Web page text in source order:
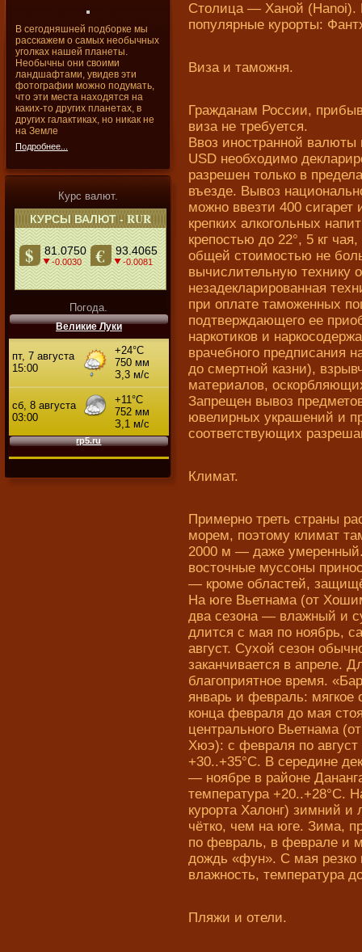
Столица — Ханой
популярные курорты:
Виза и таможня.
Гражданам России,
виза не требуется.
Ввоз иностранной
USD необходимо
разрешен только в
въезде. Вывоз
можно ввезти 400 сигарет
крепких алкогольных
крепостью до 22°, 5 кг
общей стоимостью не
вычислительную технику
незадекларированная
при оплате таможенных
подтверждающего ее
наркотиков и
врачебного предписания
до смертной казни),
материалов,
Запрещен вывоз
ювелирных украшений и
соответствующих
Климат.
Примерно треть страны
морем, поэтому климат
2000 м — даже
восточные муссоны
— кроме областей,
На юге Вьетнама (от
два сезона — влажный и
длится с мая по ноябрь,
август. Сухой сезон
заканчивается в апреле.
благоприятное время.
январь и февраль:
конца февраля до мая
центрального Вьетнама
Хюэ): с февраля по
+30..+35°C. В середине
— ноябре в районе
температура +20..+28°C.
курорта Халонг) зимний и
чётко, чем на юге. Зима,
по февраль, в феврале и
дождь «фун». С мая резко
влажность, температура
Пляжи и отели.
В сегодняшней подборке мы
расскажем о самых необычных
уголках нашей планеты.
Необычны они своими
ландшафтами, увидев эти
фотографии можно подумать,
что эти места находятся на
каких-то других планетах, в
других галактиках, но никак не
на Земле
Подробнее...
Курс валют.
Погода.
Великие Луки